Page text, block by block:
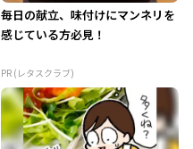
毎日の献立、味付けにマンネリを
感じている方必見！
PR (レタスクラブ)